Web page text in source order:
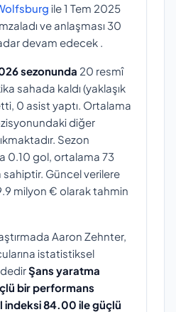
ile 1 Tem 2025
ve anlaşması 30
devam edecek .
sezonunda 20 resmî
sahada kaldı (yaklaşık
0 asist yaptı. Ortalama
diğer
Sezon
0.10 gol, ortalama 73
Güncel verilere
milyon € olarak tahmin
Aaron Zehnter,
istatistiksel
Şans yaratma
bir performans
indeksi 84.00 ile güçlü